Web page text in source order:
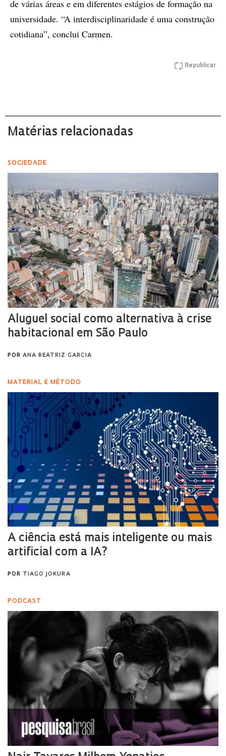
de várias áreas e em diferentes estágios de formação na
universidade. “A interdisciplinaridade é uma construção
cotidiana”, conclui Carmen.
Republicar